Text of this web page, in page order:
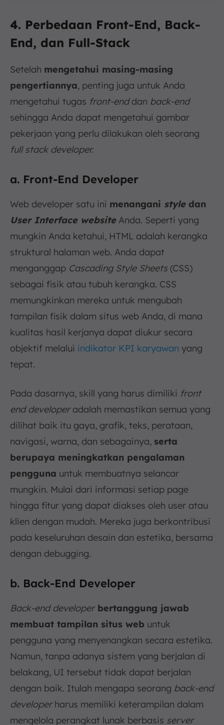
4. Perbedaan Front-End, Back-
End, dan Full-Stack
Setelah mengetahui masing-masing
pengertiannya, penting juga untuk Anda
mengetahui tugas front-enddan back-end
sehingga Anda dapat mengetahui gambar
pekerjaan yang perlu dilakukan oleh seorang
full stack developer.
a. Front-End Developer
Web developer satu ini menangani styledan
User Interface websiteAnda. Seperti yang
mungkin Anda ketahui, HTML adalah kerangka
struktural halaman web. Anda dapat
menganggap Cascading Style Sheets(CSS)
sebagai fisik atau tubuh kerangka. CSS
memungkinkan mereka untuk mengubah
tampilan fisik dalam situs web Anda, di mana
kualitas hasil kerjanya dapat diukur secara
objektif melalui indikator KPI karyawan yang
tepat.
Pada dasarnya, skill yang harus dimiliki front
end developeradalah memastikan semua yang
dilihat baik itu gaya, grafik, teks, perataan,
navigasi, warna, dan sebagainya, serta
berupaya meningkatkan pengalaman
pengguna untuk membuatnya selancar
mungkin. Mulai dari informasi setiap page
hingga fitur yang dapat diakses oleh user atau
klien dengan mudah. Mereka juga berkontribusi
pada keseluruhan desain dan estetika, bersama
dengan debugging.
b. Back-End Developer
Back-end developerbertanggung jawab
membuat tampilan situs web untuk
pengguna yang menyenangkan secara estetika.
Namun, tanpa adanya sistem yang berjalan di
belakang, UI tersebut tidak dapat berjalan
dengan baik. Itulah mengapa seorang back-end
developerharus memiliki keterampilan dalam
mengelola perangkat lunak berbasis server